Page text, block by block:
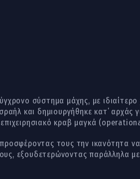
και δημιουργήθηκε κατ΄ αρχάς
κραβ μαγκά
τους την ικανότητα
εξουδετερώνοντας παράλληλα